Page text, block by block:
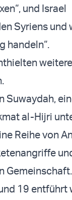
und Israel
Syriens und
handeln“.
Suwaydah,
al-Hijri
Reihe von
Gemeinschaft.
19 entführt